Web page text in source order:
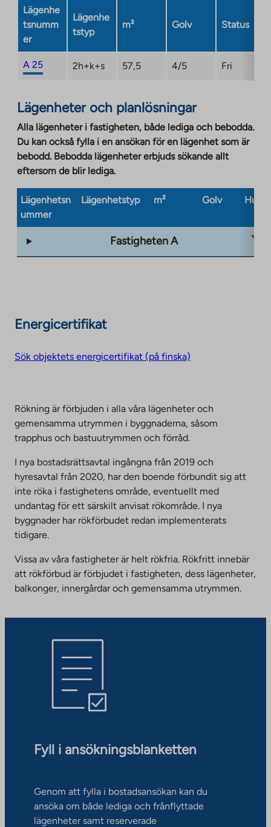
tab
Lägenhe
tsnumm
er
Lägenhe
tstyp
m² Golv Status
A 25 2h+k+s 57,5 4/5 Fri
Lägenheter och planlösningar
Alla lägenheter i fastigheten, både lediga och bebodda.
Du kan också fylla i en ansökan för en lägenhet som är
bebodd. Bebodda lägenheter erbjuds sökande allt
eftersom de blir lediga.
Lägenhetsn
ummer
Lägenhetstyp m² Golv
Fastigheten A
Energicertifikat
Sök objektets energicertifikat (på finska)
Rökning är förbjuden i alla våra lägenheter och
gemensamma utrymmen i byggnaderna, såsom
trapphus och bastuutrymmen och förråd.
I nya bostadsrättsavtal ingångna från 2019 och
hyresavtal från 2020, har den boende förbundit sig att
inte röka i fastighetens område, eventuellt med
undantag för ett särskilt anvisat rökområde. I nya
byggnader har rökförbudet redan implementerats
tidigare.
Vissa av våra fastigheter är helt rökfria. Rökfritt innebär
att rökförbud är förbjudet i fastigheten, dess lägenheter,
balkonger, innergårdar och gemensamma utrymmen.
Fyll i ansökningsblanketten
Genom att fylla i bostadsansökan kan du
ansöka om både lediga och frånflyttade
lägenheter samt reserverade